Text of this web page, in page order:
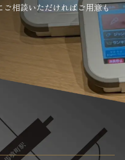
相談いただければご用意も